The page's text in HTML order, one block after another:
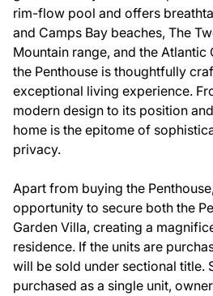
rim-flow pool and offers
and Camps Bay beaches, The
Mountain range, and the Atlantic
the Penthouse is thoughtfully
exceptional living experience.
modern design to its position
home is the epitome of
privacy.
Apart from buying the
opportunity to secure both the
Garden Villa, creating a
residence. If the units are
will be sold under sectional title.
purchased as a single unit,